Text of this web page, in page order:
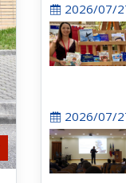
2026/07/
2026/07/